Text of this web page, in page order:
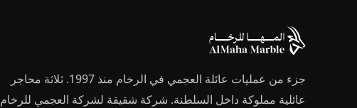
جزء من عمليات عائلة العجمي في الرخام منذ 1997. ثلاثة محاجر
عائلية مملوكة داخل السلطنة. شركة شقيقة لشركة العجمي للرخام